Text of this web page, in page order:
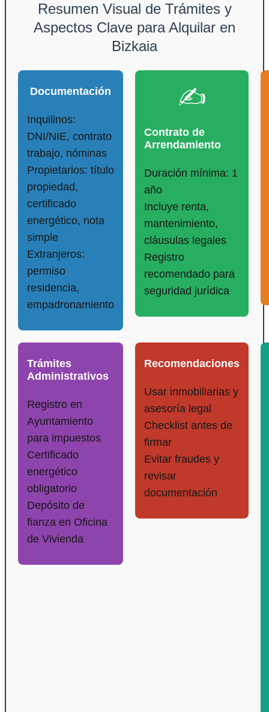
Resumen Visual de Trámites y
Aspectos Clave para Alquilar en
Bizkaia
Documentación
Inquilinos:
DNI/NIE, contrato
trabajo, nóminas
Propietarios: título
propiedad,
certificado
energético, nota
simple
Extranjeros:
permiso
residencia,
empadronamiento
✍️
Contrato de
Arrendamiento
Duración mínima: 1
año
Incluye renta,
mantenimiento,
cláusulas legales
Registro
recomendado para
seguridad jurídica
Trámites
Administrativos
Registro en
Ayuntamiento
para impuestos
Certificado
energético
obligatorio
Depósito de
fianza en Oficina
de Vivienda
Recomendaciones
Usar inmobiliarias y
asesoría legal
Checklist antes de
firmar
Evitar fraudes y
revisar
documentación